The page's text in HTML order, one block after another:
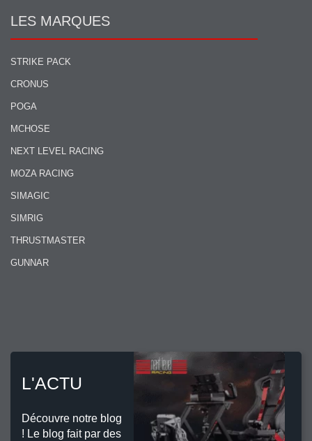
LES MARQUES
STRIKE PACK
CRONUS
POGA
MCHOSE
NEXT LEVEL RACING
MOZA RACING
SIMAGIC
SIMRIG
THRUSTMASTER
GUNNAR
L'ACTU
Découvre notre blog
! Le blog fait par des